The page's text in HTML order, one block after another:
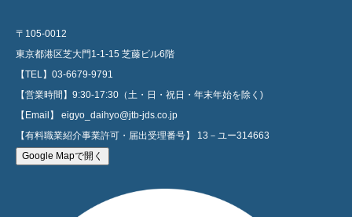
〒105-0012
東京都港区芝大門1-1-15 芝藤ビル6階
【TEL】03-6679-9791
【営業時間】9:30-17:30（土・日・祝日・年末年始を除く)
【Email】 eigyo_daihyo@jtb-jds.co.jp
【有料職業紹介事業許可・届出受理番号】 13－ユー314663
Google Mapで開く